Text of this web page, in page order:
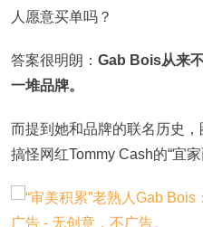
人愿意买单吗？
答案很明朗： Gab Bois从来
一堆品牌。
而提到她和品牌的联名历史
搞怪网红Tommy Cash的“宜家